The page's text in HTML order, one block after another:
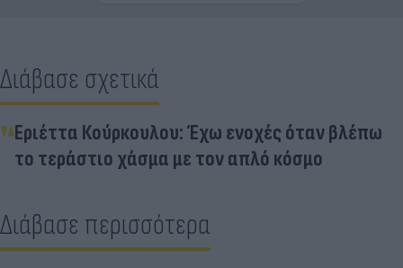
Διάβασε σχετικά
Εριέττα Κούρκουλου: Έχω ενοχές όταν βλέπω
το τεράστιο χάσμα με τον απλό κόσμο
Διάβασε περισσότερα